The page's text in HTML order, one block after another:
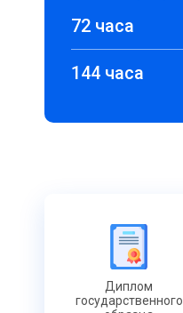
72 часа
144 часа
Диплом
государственного